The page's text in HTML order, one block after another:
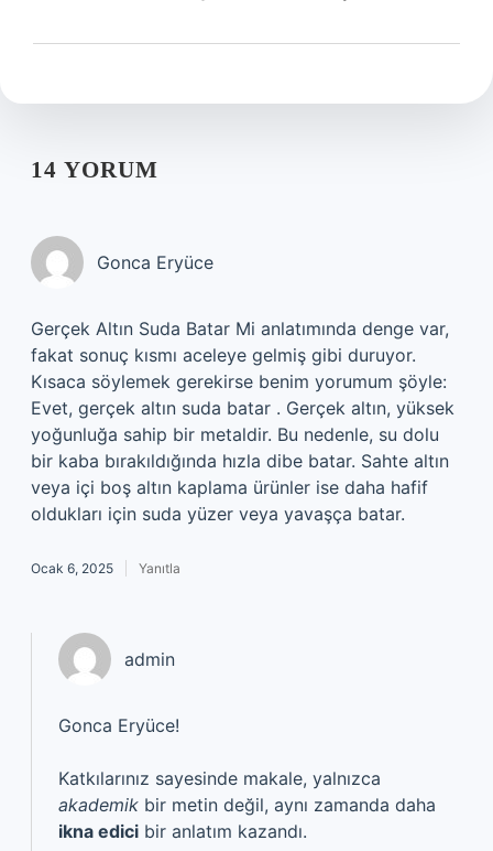
14 YORUM
Gonca Eryüce
Gerçek Altın Suda Batar Mi anlatımında denge var,
fakat sonuç kısmı aceleye gelmiş gibi duruyor.
Kısaca söylemek gerekirse benim yorumum şöyle:
Evet, gerçek altın suda batar . Gerçek altın, yüksek
yoğunluğa sahip bir metaldir. Bu nedenle, su dolu
bir kaba bırakıldığında hızla dibe batar. Sahte altın
veya içi boş altın kaplama ürünler ise daha hafif
oldukları için suda yüzer veya yavaşça batar.
Ocak 6, 2025 Yanıtla
admin
Gonca Eryüce!
Katkılarınız sayesinde makale, yalnızca
akademik bir metin değil, aynı zamanda daha
ikna edici bir anlatım kazandı.